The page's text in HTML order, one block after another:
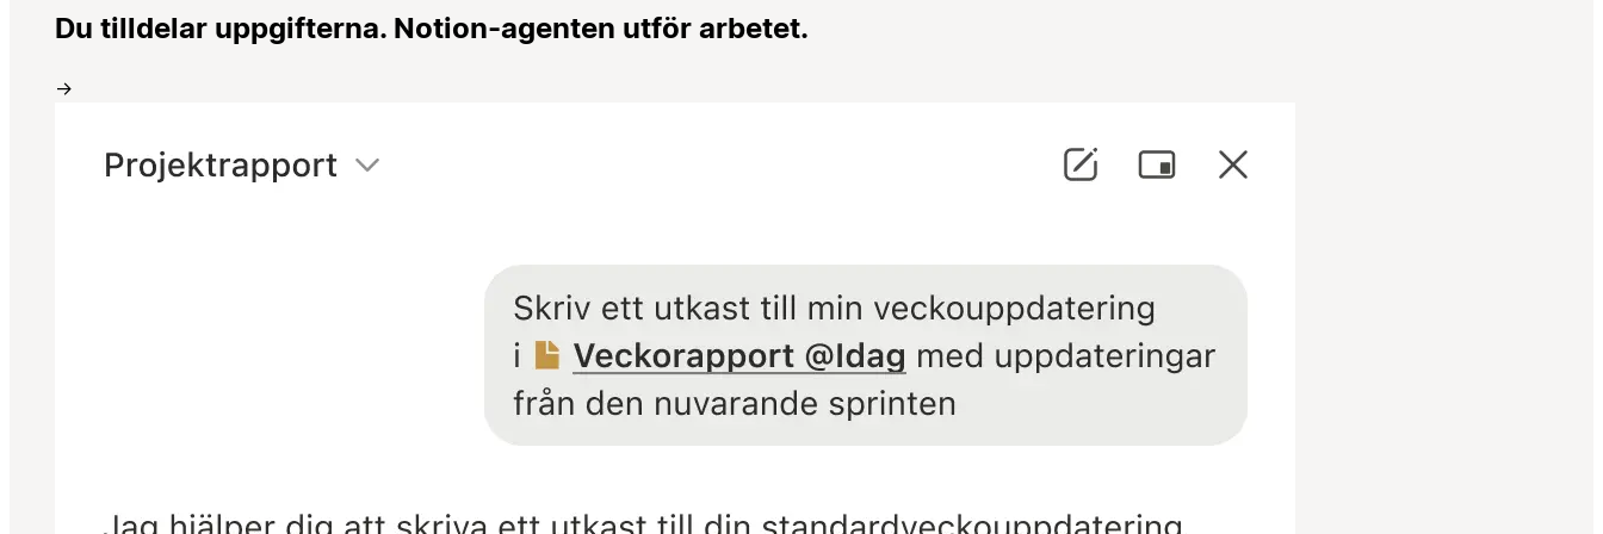
Du tilldelar uppgifterna. Notion-agenten utför arbetet.
→